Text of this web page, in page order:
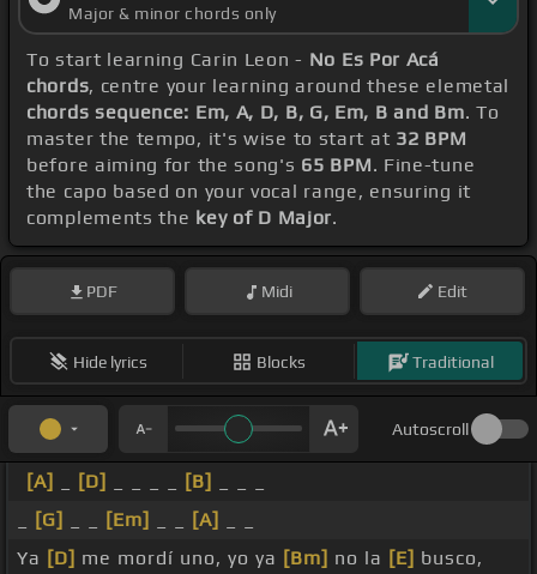
Major & minor chords only
To start learning Carin Leon - No Es Por Acá
chords, centre your learning around these elemetal
chords sequence: Em, A, D, B, G, Em, B and Bm. To
master the tempo, it's wise to start at 32 BPM
before aiming for the song's 65 BPM. Fine-tune
the capo based on your vocal range, ensuring it
complements the key of D Major.
PDF Midi Edit
Hide lyrics Blocks Traditional
Autoscroll
[A] [D] [B]
[G] [Em] [A]
Ya [D] me mordí uno, yo ya [Bm] no la [E] busco,